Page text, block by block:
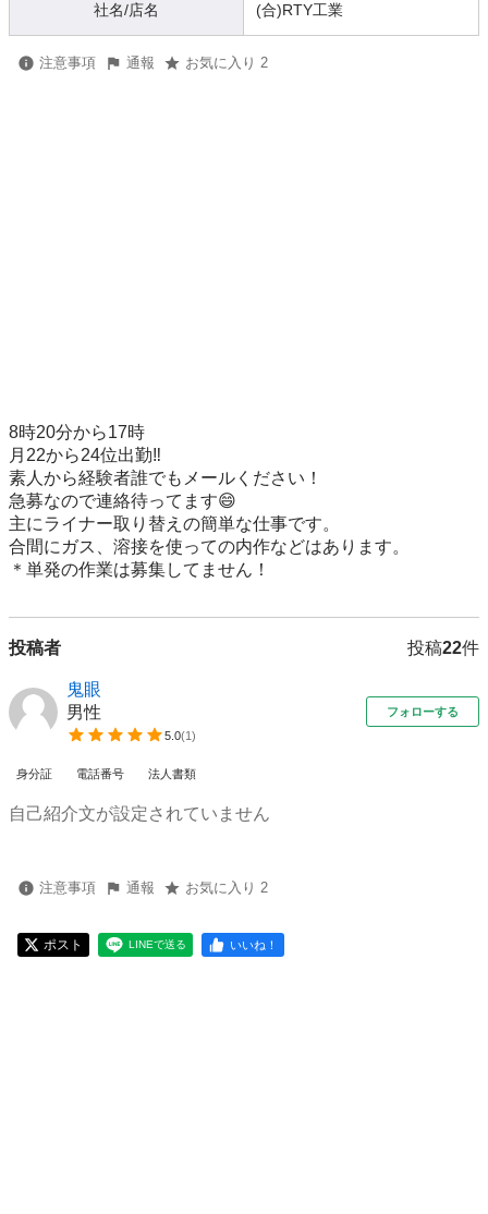
社名/店名 (合)RTY工業
注意事項 通報 お気に入り 2
8時20分から17時
月22から24位出勤‼️
素人から経験者誰でもメールください！
急募なので連絡待ってます😄
主にライナー取り替えの簡単な仕事です。
合間にガス、溶接を使っての内作などはあります。
＊単発の作業は募集してません！
投稿者 投稿22件
鬼眼
男性
5.0(1)
フォローする
身分証 電話番号 法人書類
自己紹介文が設定されていません
注意事項 通報 お気に入り 2
ポスト LINEで送る いいね！